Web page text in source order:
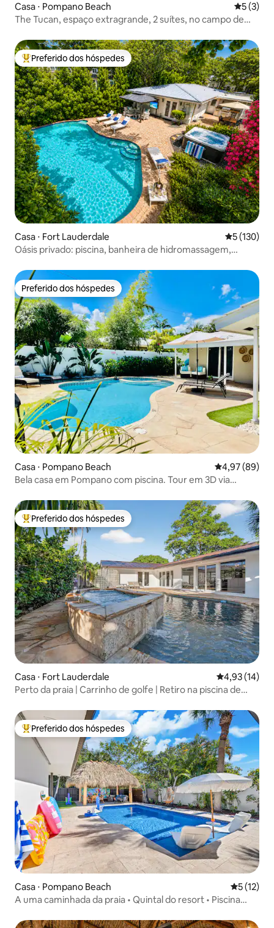
Casa ⋅ Pompano Beach 5 de
5 (3)
The Tucan, espaço extragrande, 2 suítes, no campo de
Entre os melhores preferidos dos hóspedes
Preferido dos hóspedes
Casa ⋅ Fort Lauderdale 5 de uma
5 (130)
Oásis privado: piscina, banheira de hidromassagem,
Preferido dos hóspedes
Preferido dos hóspedes
Casa ⋅ Pompano Beach 4,97 de uma
4,97 (89)
Bela casa em Pompano com piscina. Tour em 3D via
Entre os melhores preferidos dos hóspedes
Preferido dos hóspedes
Casa ⋅ Fort Lauderdale 4,93 de uma
4,93 (14)
Perto da praia | Carrinho de golfe | Retiro na piscina de
Entre os melhores preferidos dos hóspedes
Preferido dos hóspedes
Casa ⋅ Pompano Beach 5 de uma
5 (12)
A uma caminhada da praia • Quintal do resort • Piscina